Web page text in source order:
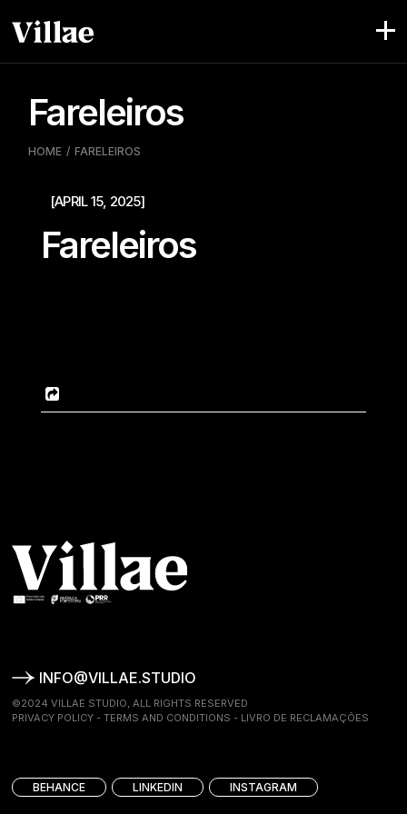
para
Fareleiros
HOME FARELEIROS
[APRIL 15, 2025]
Fareleiros
INFO@VILLAE.STUDIO
©2024 VILLAE STUDIO, ALL RIGHTS RESERVED
PRIVACY POLICY -TERMS AND CONDITIONS - LIVRO DE RECLAMAÇÕES
BEHANCE LINKEDIN INSTAGRAM